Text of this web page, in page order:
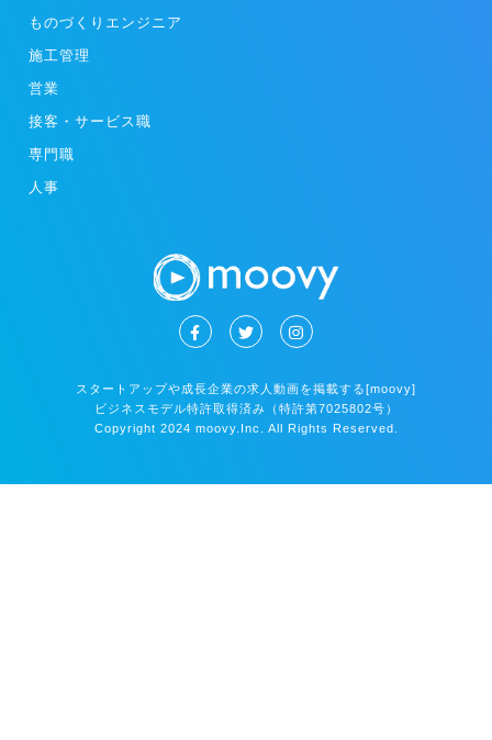
ものづくりエンジニア
施工管理
営業
接客・サービス職
専門職
人事
スタートアップや成長企業の求人動画を掲載する[moovy]
ビジネスモデル特許取得済み（特許第7025802号）
Copyright 2024 moovy.Inc. All Rights Reserved.